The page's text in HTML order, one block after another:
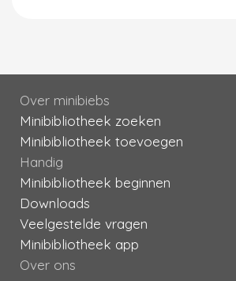
Over minibiebs
Minibibliotheek zoeken
Minibibliotheek toevoegen
Handig
Minibibliotheek beginnen
Downloads
Veelgestelde vragen
Minibibliotheek app
Over ons